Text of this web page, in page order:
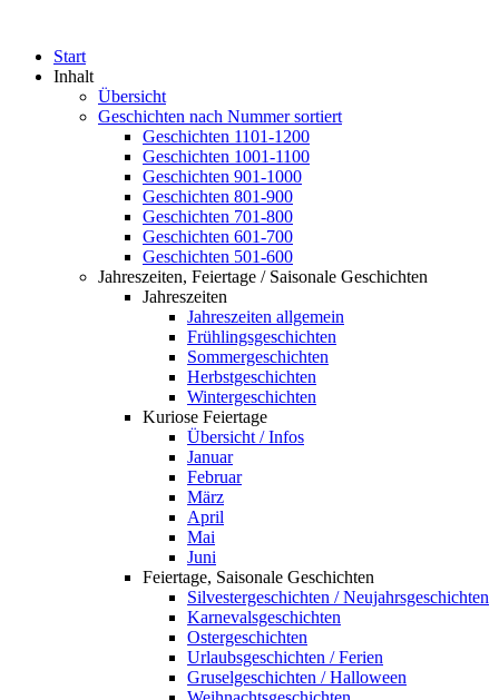
Start
Inhalt
Übersicht
Geschichten nach Nummer sortiert
Geschichten 1101-1200
Geschichten 1001-1100
Geschichten 901-1000
Geschichten 801-900
Geschichten 701-800
Geschichten 601-700
Geschichten 501-600
Jahreszeiten, Feiertage / Saisonale Geschichten
Jahreszeiten
Jahreszeiten allgemein
Frühlingsgeschichten
Sommergeschichten
Herbstgeschichten
Wintergeschichten
Kuriose Feiertage
Übersicht / Infos
Januar
Februar
März
April
Mai
Juni
Feiertage, Saisonale Geschichten
Silvestergeschichten / Neujahrsgeschichten
Karnevalsgeschichten
Ostergeschichten
Urlaubsgeschichten / Ferien
Gruselgeschichten / Halloween